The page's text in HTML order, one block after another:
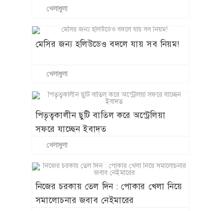
খেলাধুলা
মেসির জন্য হলিউডেও বদলে যায় সব নিয়ম!
খেলাধুলা
পিতৃত্বকালীন ছুটি বাতিল করে অস্ট্রেলিয়া
সফরে যাচ্ছেন ইবাদত
খেলাধুলা
নিজের চরকায় তেল দিন : পোকার খেলা নিয়ে
সমালোচনার জবাব নেইমারের